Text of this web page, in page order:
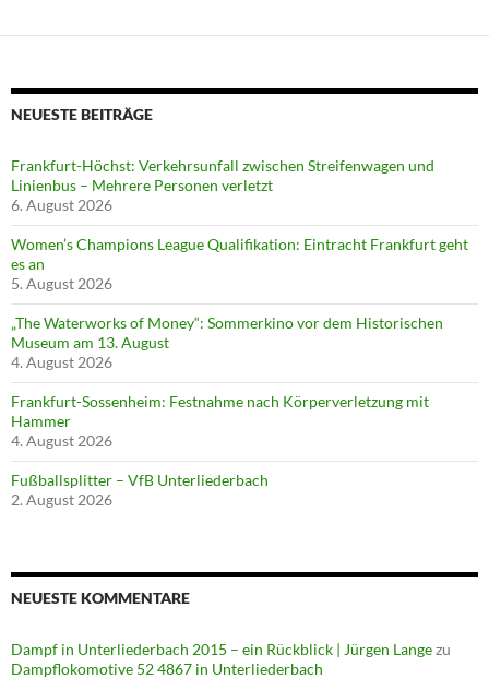
NEUESTE BEITRÄGE
Frankfurt-Höchst: Verkehrsunfall zwischen Streifenwagen und
Linienbus – Mehrere Personen verletzt
6. August 2026
Women’s Champions League Qualifikation: Eintracht Frankfurt geht
es an
5. August 2026
„The Waterworks of Money“: Sommerkino vor dem Historischen
Museum am 13. August
4. August 2026
Frankfurt-Sossenheim: Festnahme nach Körperverletzung mit
Hammer
4. August 2026
Fußballsplitter – VfB Unterliederbach
2. August 2026
NEUESTE KOMMENTARE
Dampf in Unterliederbach 2015 – ein Rückblick | Jürgen Langezu
Dampflokomotive 52 4867 in Unterliederbach